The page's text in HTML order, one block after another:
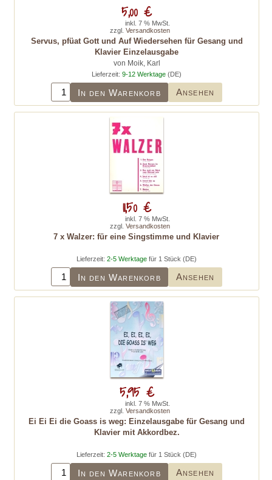
Servus, pfüat Gott und Auf Wiedersehen für Gesang und
Klavier Einzelausgabe
von Moik, Karl
Lieferzeit: 9-12 Werktage (DE)
In den Warenkorb Ansehen
5,00 €
inkl. 7 % MwSt.
zzgl. Versandkosten
7 x Walzer: für eine Singstimme und Klavier
Lieferzeit: 2-5 Werktagefür 1 Stück (DE)
In den Warenkorb Ansehen
11,50 €
inkl. 7 % MwSt.
zzgl. Versandkosten
Ei Ei Ei die Goass is weg: Einzelausgabe für Gesang und
Klavier mit Akkordbez.
Lieferzeit: 2-5 Werktage für 1 Stück (DE)
In den Warenkorb Ansehen
5,95 €
inkl. 7 % MwSt.
zzgl. Versandkosten